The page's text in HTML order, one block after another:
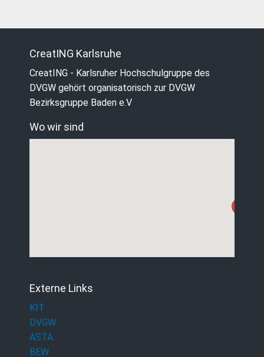
CreatING Karlsruhe
CreatING - Karlsruher Hochschulgruppe des
DVGW gehört organisatorisch zur DVGW
Bezirksgruppe Baden e.V
Wo wir sind
Externe Links
KIT
DVGW
ASTA
BEW